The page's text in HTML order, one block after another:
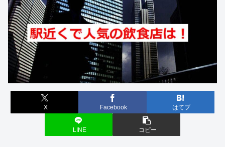
X Facebook はてブ
LINE コピー